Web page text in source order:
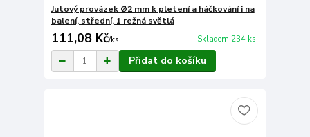
Jutový provázek Ø2 mm k pletení a háčkování i na
balení, střední, 1 režná světlá
111,08 Kč/ks Skladem 234 ks
Přidat do košíku